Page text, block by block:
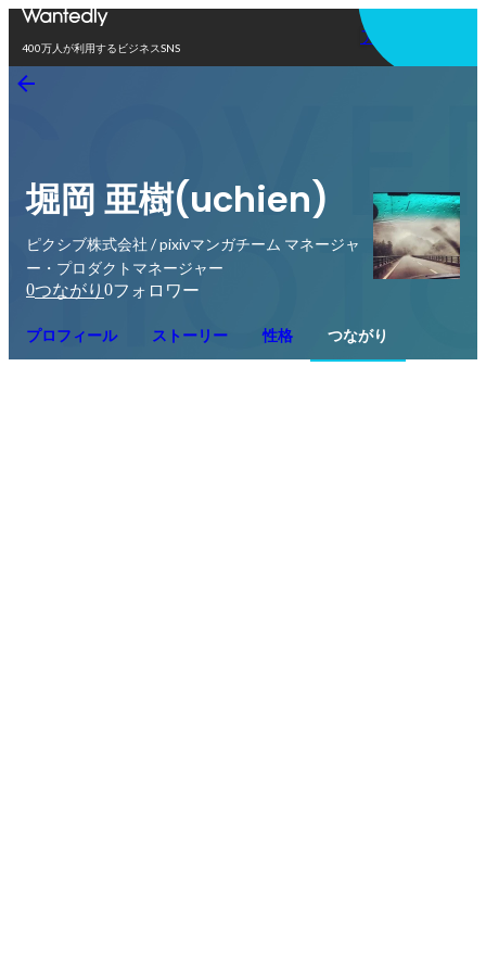
400万人が利用するビジネスSNS
アプリを使う
堀岡 亜樹(uchien)
ピクシブ株式会社 / pixivマンガチーム マネージャ
ー・プロダクトマネージャー
0つながり 0フォロワー
プロフィール ストーリー 性格 つながり